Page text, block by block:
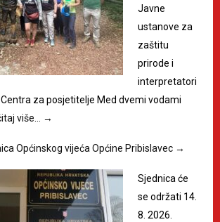
Javne
ustanove za
zaštitu
prirode i
interpretatori
za posjetitelje Med dvemi vodami
više… →
Općinskog vijeća Općine Pribislavec →
Sjednica će
se održati 14.
8. 2026.